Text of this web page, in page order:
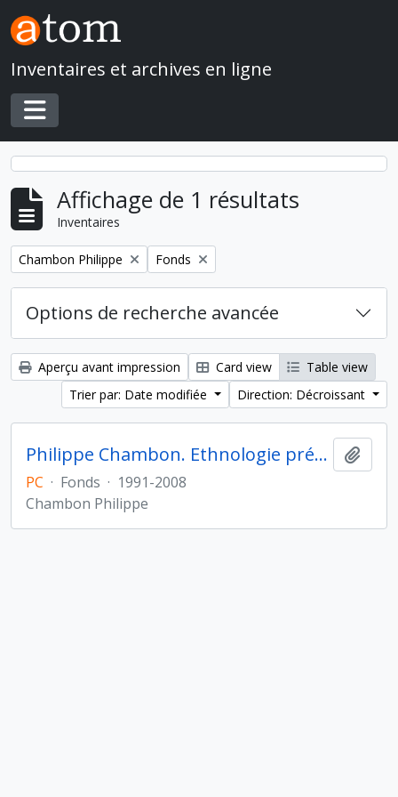
Skip to main content
Inventaires et archives en ligne
Toggle navigation
Affichage de 1 résultats
Inventaires
Remove filter:
Chambon Philippe Remove filter:
Fonds
Options de recherche avancée
Aperçu avant impression Card view
Table view
Trier par: Date modifiée
Direction: Décroissant
Philippe Chambon. Ethnologie préhistorique
PC · Fonds · 1991-2008
Chambon Philippe